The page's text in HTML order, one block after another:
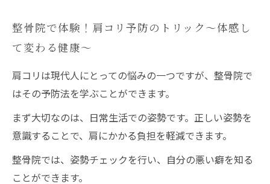
整骨院で体験！肩コリ予防のトリック〜体感し
て変わる健康〜
肩コリは現代人にとっての悩みの一つですが、整骨院で
はその予防法を学ぶことができます。
まず大切なのは、日常生活での姿勢です。正しい姿勢を
意識することで、肩にかかる負担を軽減できます。
整骨院では、姿勢チェックを行い、自分の悪い癖を知る
ことができます。